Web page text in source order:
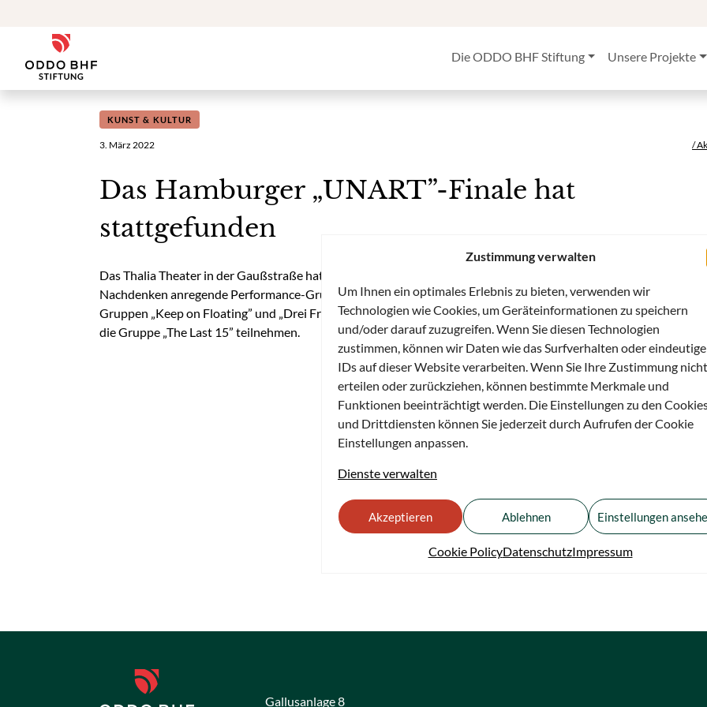
Zustimmung verwalten
Um Ihnen ein optimales Erlebnis zu bieten, verwenden wir
Technologien wie Cookies, um Geräteinformationen zu speichern
und/oder darauf zuzugreifen. Wenn Sie diesen Technologien
zustimmen, können wir Daten wie das Surfverhalten oder eindeutige
IDs auf dieser Website verarbeiten. Wenn Sie Ihre Zustimmung nicht
erteilen oder zurückziehen, können bestimmte Merkmale und
Funktionen beeinträchtigt werden. Die Einstellungen zu den
und Drittdiensten können Sie jederzeit durch Aufrufen der Cookie
Einstellungen anpassen.
Dienste verwalten
Akzeptieren Ablehnen Einstellungen
Cookie PolicyDatenschutzImpressum
ODDO BHF Stiftung
Die ODDO BHF Stiftung Unsere Projekte
KUNST & KULTUR
3. März 2022 /
Das Hamburger „UNART”-Finale hat
stattgefunden
Das Thalia Theater in der Gaußstraße hat am 2. März seine Türen für sieben kreative, energievolle und zum
Nachdenken anregende Performance-Gruppen geöffnet. Die Jury hat für das BEST-OF in Dresden am 17. Mai die
Gruppen „Keep on Floating” und „Drei Freunde” ausgewählt. Am Youth Performance Lab YOU PERFORM im Juli
die Gruppe „The Last 15” teilnehmen.
Gallusanlage 8